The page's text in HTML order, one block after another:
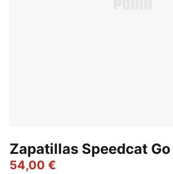
Zapatillas Speedcat
54,00 €